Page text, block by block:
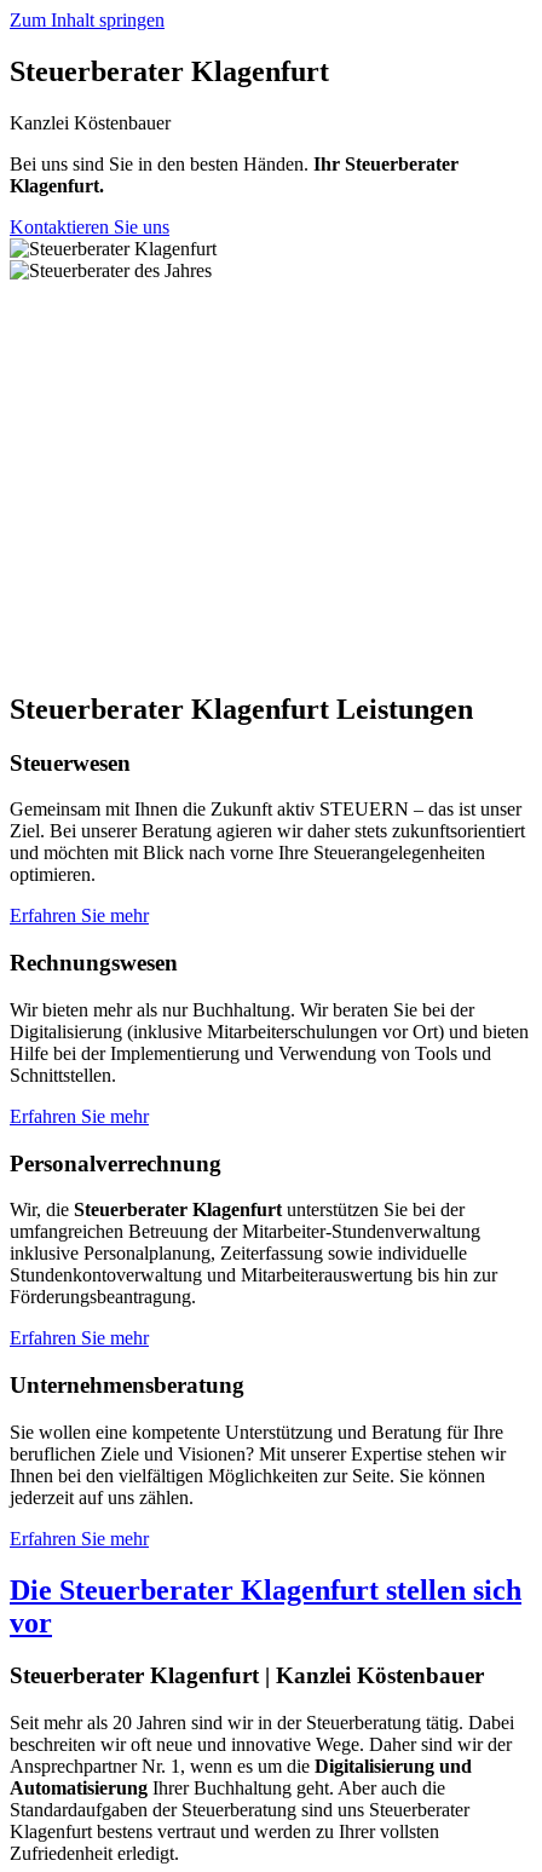
Zum Inhalt springen
Steuerberater Klagenfurt
Kanzlei Köstenbauer
Bei uns sind Sie in den besten Händen. Ihr Steuerberater
Klagenfurt.
Kontaktieren Sie uns
Steuerberater Klagenfurt Leistungen
Steuerwesen
Gemeinsam mit Ihnen die Zukunft aktiv STEUERN – das ist unser
Ziel. Bei unserer Beratung agieren wir daher stets zukunftsorientiert
und möchten mit Blick nach vorne Ihre Steuerangelegenheiten
optimieren.
Erfahren Sie mehr
Rechnungswesen
Wir bieten mehr als nur Buchhaltung. Wir beraten Sie bei der
Digitalisierung (inklusive Mitarbeiterschulungen vor Ort) und bieten
Hilfe bei der Implementierung und Verwendung von Tools und
Schnittstellen.
Erfahren Sie mehr
Personalverrechnung
Wir, die Steuerberater Klagenfurt unterstützen Sie bei der
umfangreichen Betreuung der Mitarbeiter-Stundenverwaltung
inklusive Personalplanung, Zeiterfassung sowie individuelle
Stundenkontoverwaltung und Mitarbeiterauswertung bis hin zur
Förderungsbeantragung.
Erfahren Sie mehr
Unternehmensberatung
Sie wollen eine kompetente Unterstützung und Beratung für Ihre
beruflichen Ziele und Visionen? Mit unserer Expertise stehen wir
Ihnen bei den vielfältigen Möglichkeiten zur Seite. Sie können
jederzeit auf uns zählen.
Erfahren Sie mehr
Die Steuerberater Klagenfurt stellen sich
vor
Steuerberater Klagenfurt | Kanzlei Köstenbauer
Seit mehr als 20 Jahren sind wir in der Steuerberatung tätig. Dabei
beschreiten wir oft neue und innovative Wege. Daher sind wir der
Ansprechpartner Nr. 1, wenn es um die Digitalisierung und
Automatisierung Ihrer Buchhaltung geht. Aber auch die
Standardaufgaben der Steuerberatung sind uns Steuerberater
Klagenfurt bestens vertraut und werden zu Ihrer vollsten
Zufriedenheit erledigt.